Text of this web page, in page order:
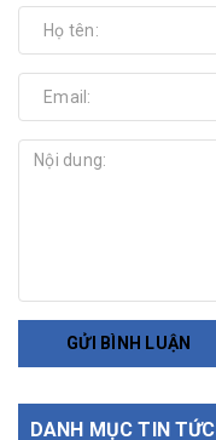
GỬI BÌNH LUẬN
DANH MỤC TIN TỨC